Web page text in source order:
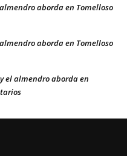
aborda en Tomelloso
aborda en Tomelloso
el almendro aborda en